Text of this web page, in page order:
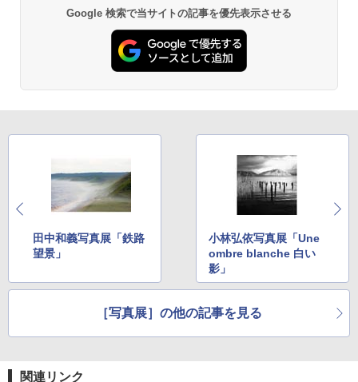
Google 検索で当サイトの記事を優先表示させる
田中和義写真展「鉄路
望景」
小林弘依写真展「Une
ombre blanche 白い
影」
［写真展］の他の記事を見る
関連リンク